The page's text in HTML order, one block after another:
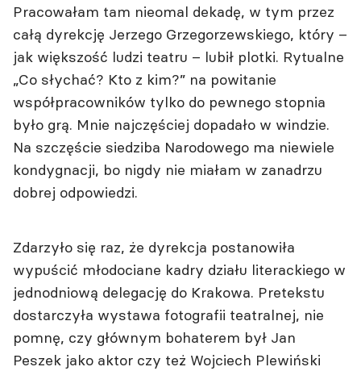
Pracowałam tam nieomal dekadę, w tym przez
całą dyrekcję Jerzego Grzegorzewskiego, który –
jak większość ludzi teatru – lubił plotki. Rytualne
„Co słychać? Kto z kim?” na powitanie
współpracowników tylko do pewnego stopnia
było grą. Mnie najczęściej dopadało w windzie.
Na szczęście siedziba Narodowego ma niewiele
kondygnacji, bo nigdy nie miałam w zanadrzu
dobrej odpowiedzi.
Zdarzyło się raz, że dyrekcja postanowiła
wypuścić młodociane kadry działu literackiego w
jednodniową delegację do Krakowa. Pretekstu
dostarczyła wystawa fotografii teatralnej, nie
pomnę, czy głównym bohaterem był Jan
Peszek jako aktor czy też Wojciech Plewiński